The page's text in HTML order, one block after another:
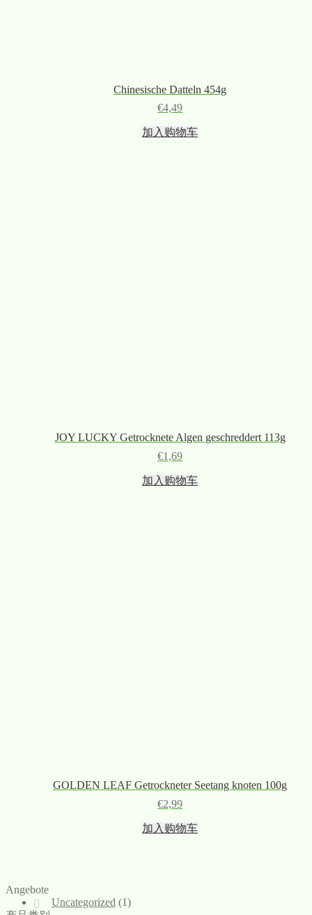
Chinesische Datteln 454g
€4,49
加入购物车
JOY LUCKY Getrocknete Algen geschreddert 113g
€1,69
加入购物车
GOLDEN LEAF Getrockneter Seetang knoten 100g
€2,99
加入购物车
Angebote
Uncategorized (1)